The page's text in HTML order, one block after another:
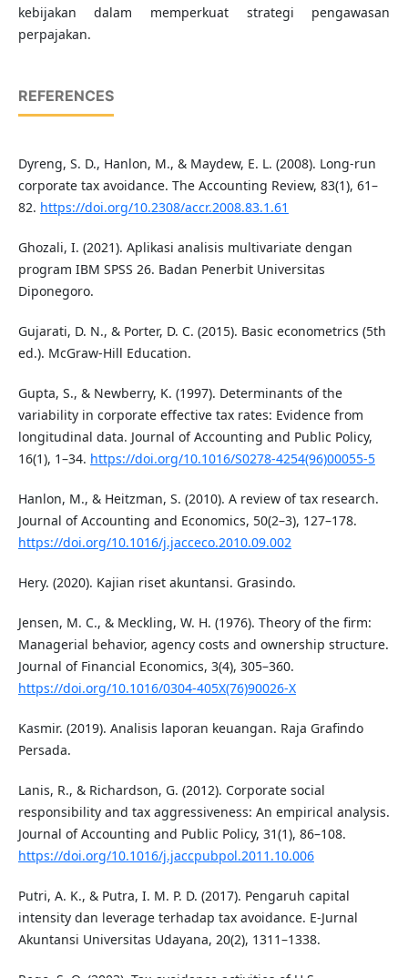
kebijakan dalam memperkuat strategi pengawasan
perpajakan.
REFERENCES
Dyreng, S. D., Hanlon, M., & Maydew, E. L. (2008). Long-run
corporate tax avoidance. The Accounting Review, 83(1), 61–
82. https://doi.org/10.2308/accr.2008.83.1.61
Ghozali, I. (2021). Aplikasi analisis multivariate dengan
program IBM SPSS 26. Badan Penerbit Universitas
Diponegoro.
Gujarati, D. N., & Porter, D. C. (2015). Basic econometrics (5th
ed.). McGraw-Hill Education.
Gupta, S., & Newberry, K. (1997). Determinants of the
variability in corporate effective tax rates: Evidence from
longitudinal data. Journal of Accounting and Public Policy,
16(1), 1–34. https://doi.org/10.1016/S0278-4254(96)00055-5
Hanlon, M., & Heitzman, S. (2010). A review of tax research.
Journal of Accounting and Economics, 50(2–3), 127–178.
https://doi.org/10.1016/j.jacceco.2010.09.002
Hery. (2020). Kajian riset akuntansi. Grasindo.
Jensen, M. C., & Meckling, W. H. (1976). Theory of the firm:
Managerial behavior, agency costs and ownership structure.
Journal of Financial Economics, 3(4), 305–360.
https://doi.org/10.1016/0304-405X(76)90026-X
Kasmir. (2019). Analisis laporan keuangan. Raja Grafindo
Persada.
Lanis, R., & Richardson, G. (2012). Corporate social
responsibility and tax aggressiveness: An empirical analysis.
Journal of Accounting and Public Policy, 31(1), 86–108.
https://doi.org/10.1016/j.jaccpubpol.2011.10.006
Putri, A. K., & Putra, I. M. P. D. (2017). Pengaruh capital
intensity dan leverage terhadap tax avoidance. E-Jurnal
Akuntansi Universitas Udayana, 20(2), 1311–1338.